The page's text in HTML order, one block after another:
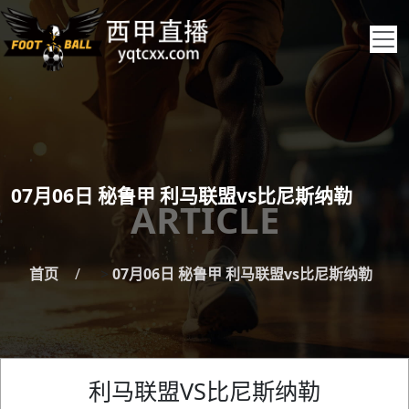
07月06日 秘鲁甲 利马联盟vs比尼斯纳勒
ARTICLE
首页 > 07月06日 秘鲁甲 利马联盟vs比尼斯纳勒
利马联盟VS比尼斯纳勒